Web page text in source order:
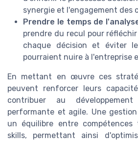
synergie et l'engagement des
Prendre le temps de
prendre du recul pour
chaque décision et éviter
pourraient nuire à l'entreprise
En mettant en œuvre ces
peuvent renforcer leurs
contribuer au
performante et agile. Une
un équilibre entre
skills, permettant ainsi